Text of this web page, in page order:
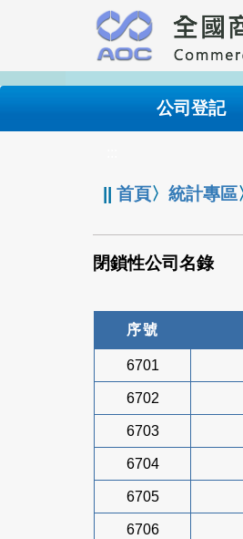
要
內
公司登記
||首頁〉統計專區
閉鎖性公司名錄
序號
6701
6702
6703
6704
6705
6706